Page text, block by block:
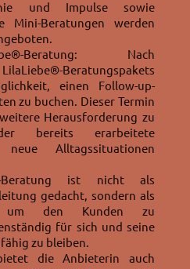
und Impulse sowie
Mini-Beratungen werden
Beratung: Nach
Beratungspakets
einen Follow-up-
zu buchen. Dieser Termin
Herausforderung zu
bereits erarbeitete
Alltagssituationen
Beratung ist nicht als
gedacht, sondern als
um den Kunden zu
für sich und seine
zu bleiben.
die Anbieterin auch